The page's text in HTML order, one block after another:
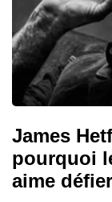
James
pourquoi
aime